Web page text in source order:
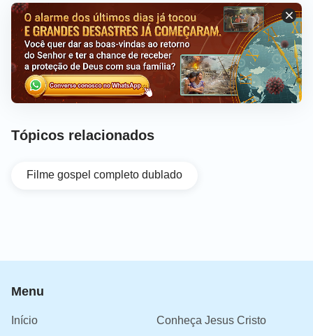
Tópicos relacionados
Filme gospel completo dublado
Menu
Início
Conheça Jesus Cristo